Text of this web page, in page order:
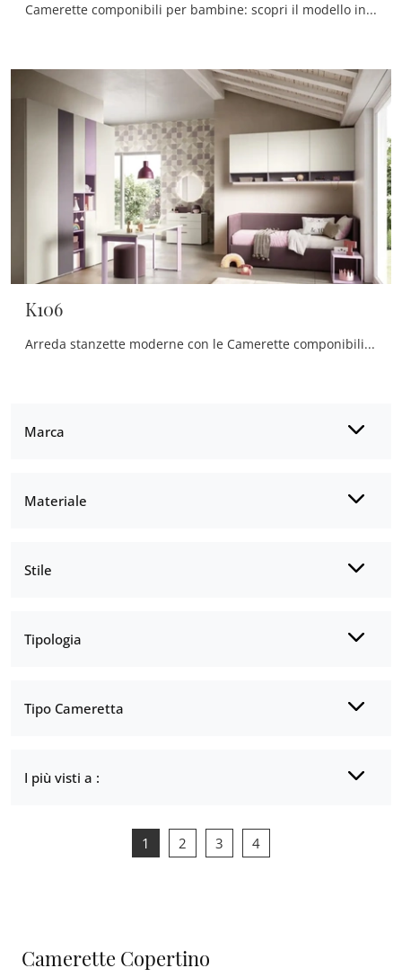
Marca
Materiale
Stile
Tipologia
Tipo Cameretta
I più visti a :
Camerette componibili per bambine: scopri il modello in melaminico K107 di Moretti Compact Camerette per stanzette moderne.
K106
Arreda stanzette moderne con le Camerette componibili Moretti Compact Camerette! Il modello K106 in melaminico è per bambine.
1 2 3 4
Camerette Copertino